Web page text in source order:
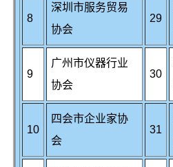
8
深圳市服务贸易
协会
29
9
广州市仪器行业
协会
30
10
四会市企业家协
会
31